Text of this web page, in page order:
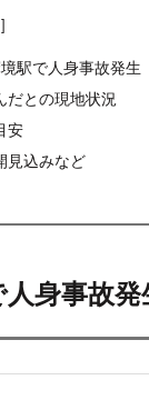
駅で人身事故発生
だとの現地状況
安
見込みなど
身事故発